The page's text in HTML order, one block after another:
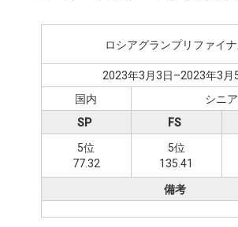
ロシアグランプリファイ
2023年3月3日–2023年3月
国内
シニア
SP
5位
77.32
FS
5位
135.41
備考